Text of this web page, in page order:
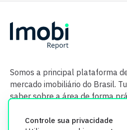
Controle sua privacidade
Somos a principal plataforma
mercado imobiliário do Brasil.
saber sobre a área de forma